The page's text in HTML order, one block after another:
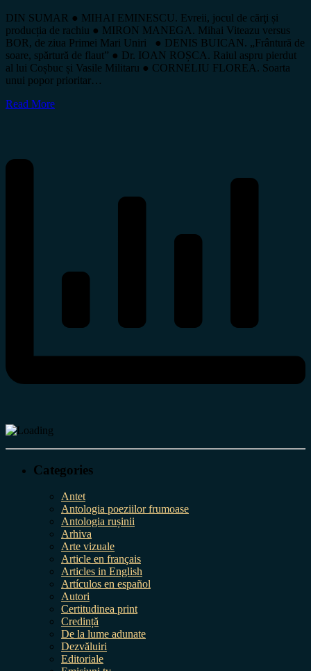
DIN SUMAR ● MIHAI EMINESCU. Evreii, jocul de cărţi și
producția de rachiu ● MIRON MANEGA. Mihai Viteazu versus
BOR, de ziua Primei Mari Uniri ● DENIS BUICAN. „Frântură de
soare, spărtură de flaut” ● Dr. IOAN ROȘCA. Raiul aspru pierdut
al lui Coșbuc și Vasile Militaru ● CORNELIU FLOREA. Soarta
unui popor prioritar…
Read More
Categories
Antet
Antologia poeziilor frumoase
Antologia rușinii
Arhiva
Arte vizuale
Article en français
Articles in English
Artículos en español
Autori
Certitudinea print
Credință
De la lume adunate
Dezvăluiri
Editoriale